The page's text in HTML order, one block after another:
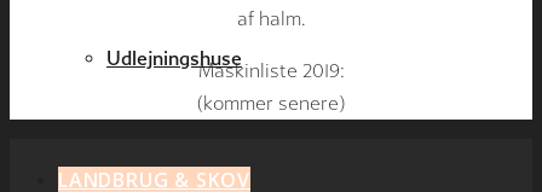
Udlejningshuse
LANDBRUG & SKOV
af halm.
Maskinliste 2019:
(kommer senere)